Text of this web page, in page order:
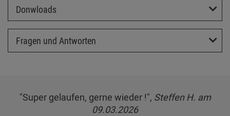
Donwloads
Fragen und Antworten
"Super gelaufen, gerne wieder !", Steffen H. am
09.03.2026